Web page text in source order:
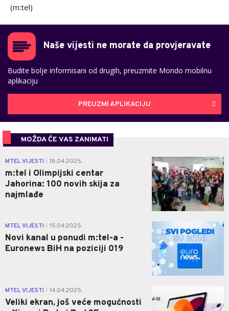
(m:tel)
Naše vijesti ne morate da provjeravate
Budite bolje informisani od drugih, preuzmite Mondo mobilnu
aplikaciju
PREUZMI APLIKACIJU
MOŽDA ĆE VAS ZANIMATI
MTEL VIJESTI 18.04.2025.
m:tel i Olimpijski centar
Jahorina: 100 novih skija za
najmlađe
0
MTEL VIJESTI 15.04.2025.
Novi kanal u ponudi m:tel-a -
Euronews BiH na poziciji 019
0
MTEL VIJESTI 14.04.2025.
Veliki ekran, još veće mogućnosti